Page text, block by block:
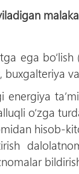
ega bо‘lish
buxgalteriya
energiya
о‘zga
hisob-